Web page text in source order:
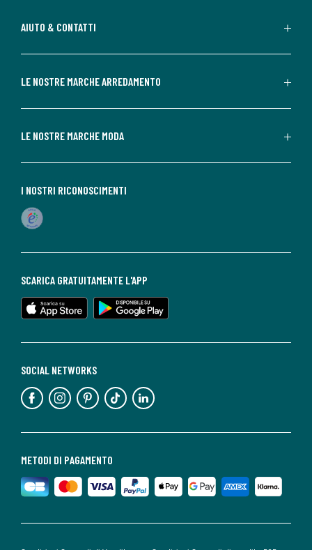
AIUTO & CONTATTI
LE NOSTRE MARCHE ARREDAMENTO
LE NOSTRE MARCHE MODA
METODI DI PAGAMENTO
SOCIAL NETWORKS
SCARICA GRATUITAMENTE L'APP
I NOSTRI RICONOSCIMENTI